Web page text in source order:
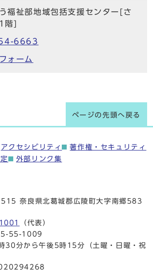
福祉部地域包括支援センター[さ
階]
6663
ォーム
ページの先頭へ戻る
アクセシビリティ
著作権・セキュリティ
外部リンク集
奈良県北葛城郡広陵町大字南郷583
（代表）
55-1009
30分から午後5時15分（土曜・日曜・祝